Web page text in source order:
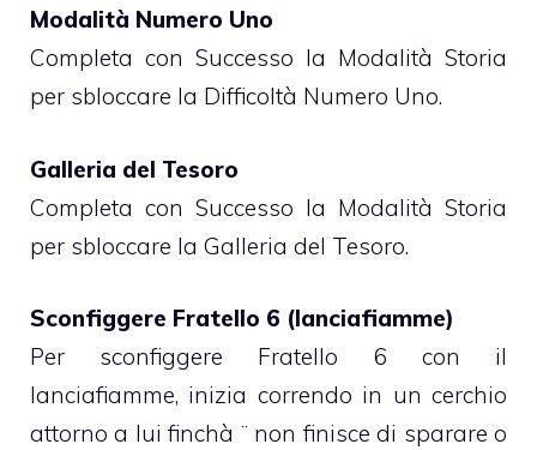
Modalità Numero Uno
Completa con Successo la Modalità Storia
per sbloccare la Difficoltà Numero Uno.
Galleria del Tesoro
Completa con Successo la Modalità Storia
per sbloccare la Galleria del Tesoro.
Sconfiggere Fratello 6 (lanciafiamme)
Per sconfiggere Fratello 6 con il
lanciafiamme, inizia correndo in un cerchio
attorno a lui finchà ¨ non finisce di sparare o